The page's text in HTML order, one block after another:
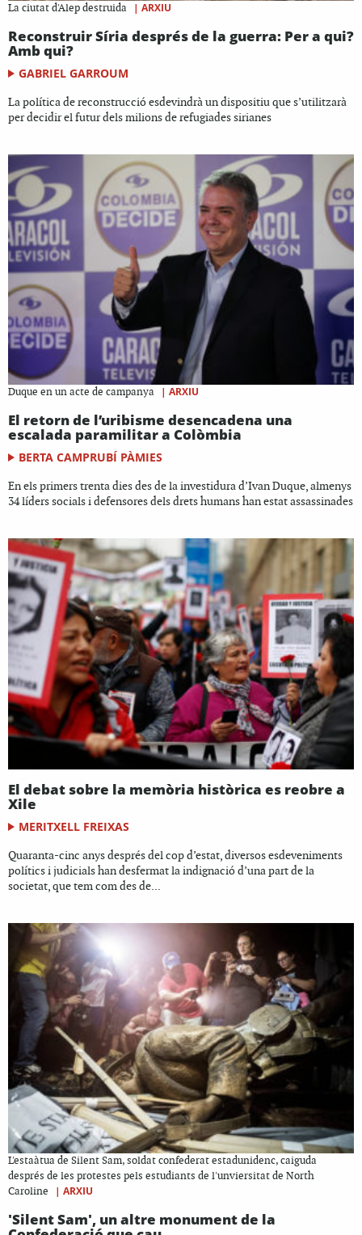
La ciutat d'Alep destruida | ARXIU
Reconstruir Síria després de la guerra: Per a qui?
Amb qui?
GABRIEL GARROUM
La política de reconstrucció esdevindrà un dispositiu que s’utilitzarà
per decidir el futur dels milions de refugiades sirianes
Duque en un acte de campanya | ARXIU
El retorn de l’uribisme desencadena una
escalada paramilitar a Colòmbia
BERTA CAMPRUBÍ PÀMIES
En els primers trenta dies des de la investidura d’Ivan Duque, almenys
34 líders socials i defensores dels drets humans han estat assassinades
El debat sobre la memòria històrica es reobre a
Xile
MERITXELL FREIXAS
Quaranta-cinc anys després del cop d’estat, diversos esdeveniments
polítics i judicials han desfermat la indignació d’una part de la
societat, que tem com des de...
L'estaàtua de Silent Sam, soldat confederat estadunidenc, caiguda
després de les protestes pels estudiants de l'unviersitat de North
Caroline
| ARXIU
'Silent Sam', un altre monument de la